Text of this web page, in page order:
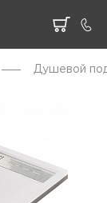
Душевой